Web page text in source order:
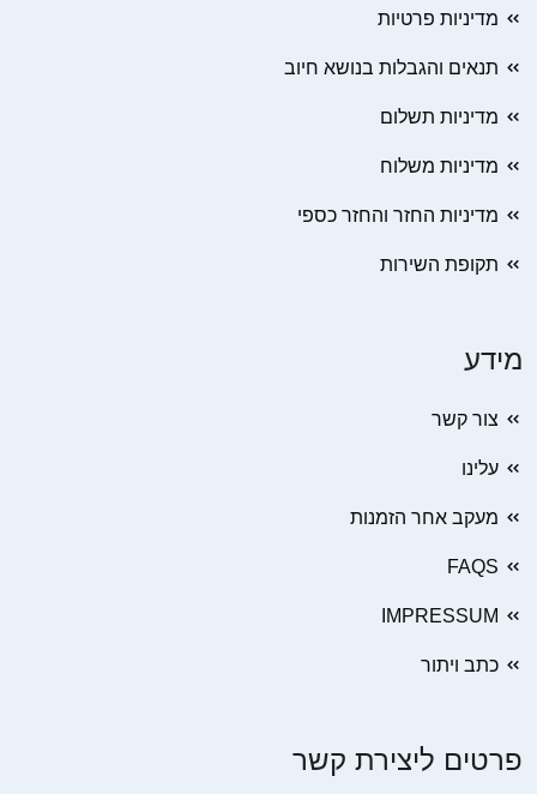
מדיניות פרטיות
תנאים והגבלות בנושא חיוב
מדיניות תשלום
מדיניות משלוח
מדיניות החזר והחזר כספי
תקופת השירות
מידע
צור קשר
עלינו
מעקב אחר הזמנות
FAQS
IMPRESSUM
כתב ויתור
פרטים ליצירת קשר